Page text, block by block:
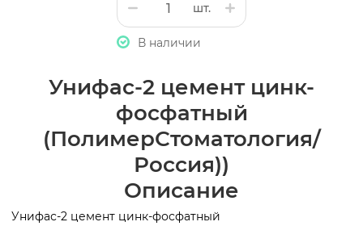
Унифас-2 цемент цинк-
фосфатный
(ПолимерСтоматология/
Россия))
Описание
Унифас-2 цемент цинк-фосфатный
шт.
В наличии